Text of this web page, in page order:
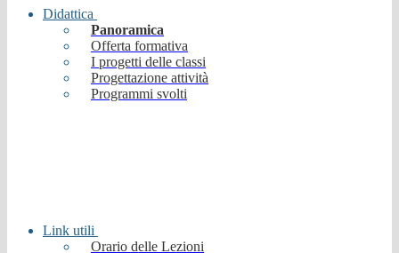
Didattica
Panoramica
Offerta formativa
I progetti delle classi
Progettazione attività
Programmi svolti
Link utili
Orario delle Lezioni